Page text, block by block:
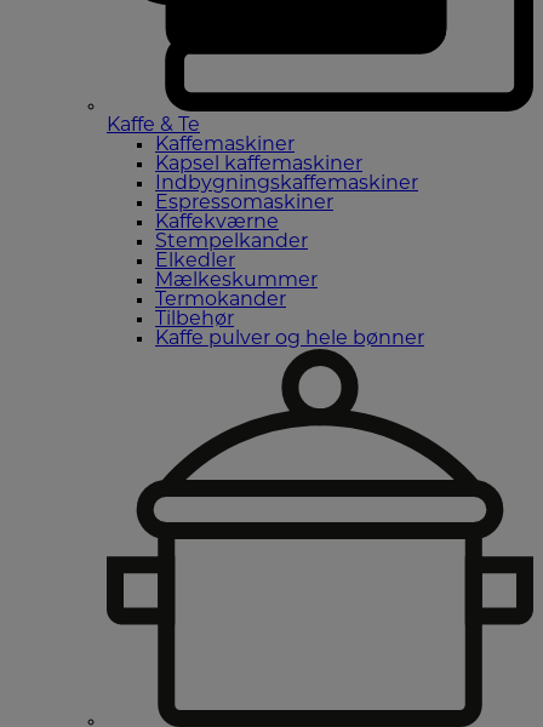
Kaffe & Te
Kaffemaskiner
Kapsel kaffemaskiner
Indbygningskaffemaskiner
Espressomaskiner
Kaffekværne
Stempelkander
Elkedler
Mælkeskummer
Termokander
Tilbehør
Kaffe pulver og hele bønner